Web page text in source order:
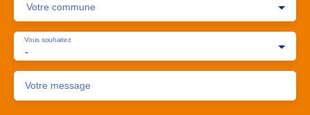
Votre commune
-
Vous souhaitez
Votre message